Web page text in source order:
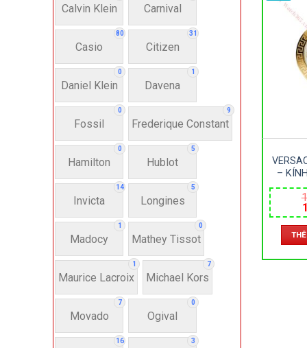
Calvin Klein Carnival
80
Casio
31
Citizen
0
Daniel Klein
1
Davena
0
Fossil
9
Frederique Constant
0
Hamilton
5
Hublot
14
Invicta
5
Longines
1
Madocy
0
Mathey Tissot
1
Maurice Lacroix
7
Michael Kors
7
Movado
0
Ogival
16 3
Anh
–
KIM